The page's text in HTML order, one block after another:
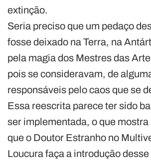
extinção.
Seria preciso que um pedaço
fosse deixado na Terra, na
pela magia dos Mestres das
pois se consideravam, de
responsáveis pelo caos que se
Essa reescrita parece ter sido
ser implementada, o que mostra
que o Doutor Estranho no
Loucura faça a introdução desse